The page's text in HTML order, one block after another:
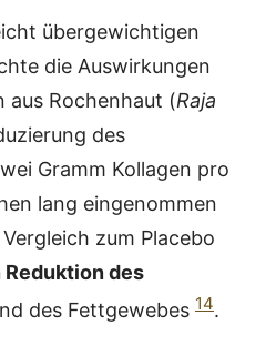
übergewichtigen
die Auswirkungen
aus Rochenhaut (Raja
des
Gramm Kollagen pro
lang eingenommen
zum Placebo
des
des Fettgewebes 14.